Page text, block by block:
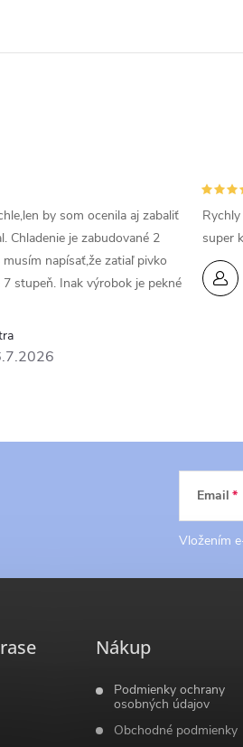
by som ocenila aj zabaliť
Chladenie je zabudované 2
musím napísať,že zatiaľ pivko
7 stupeň. Inak výrobok je pekné
super
Email
Vložením
Nákup
Podmienky ochrany
osobných údajov
Obchodné podmienky